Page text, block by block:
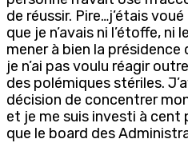
de réussir. Pire…j’étais
que je n’avais ni l’étoffe,
mener à bien la
je n’ai pas voulu réagir
des polémiques stériles.
décision de concentrer
et je me suis investi à cent
que le board des